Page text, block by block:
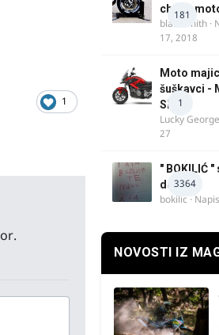
1
181
chock
blacksmith ·
17, 2018
1
Moto
šuškavci -
SRB
Lucky George
27
3364
" BOKILIĆ
delova
bokilic ·
NOVOSTI IZ